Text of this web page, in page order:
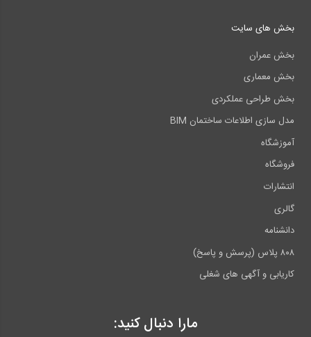
بخش های سایت
بخش عمران
بخش معماری
بخش طراحی عملکردی
مدل سازی اطلاعات ساختمان BIM
آموزشگاه
فروشگاه
انتشارات
گالری
دانشنامه
۸۰۸ پلاس (پرسش و پاسخ)
کاریابی و آگهی های شغلی
مارا دنبال کنید: